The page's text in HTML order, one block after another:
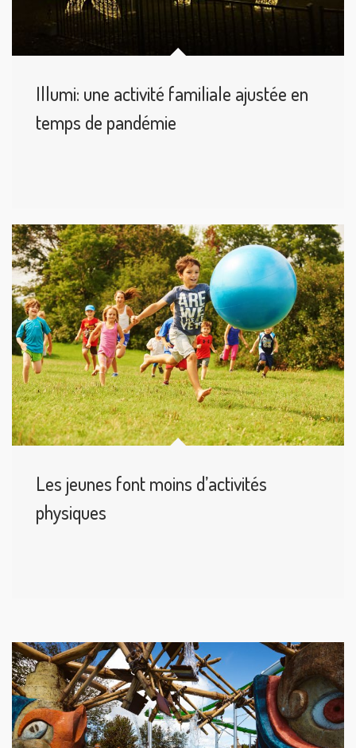
Illumi: une activité familiale ajustée en
temps de pandémie
Les jeunes font moins d’activités
physiques